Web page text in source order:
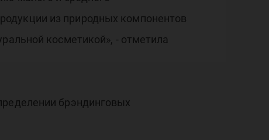
из природных компонентов
косметикой», - отметила
брэндинговых